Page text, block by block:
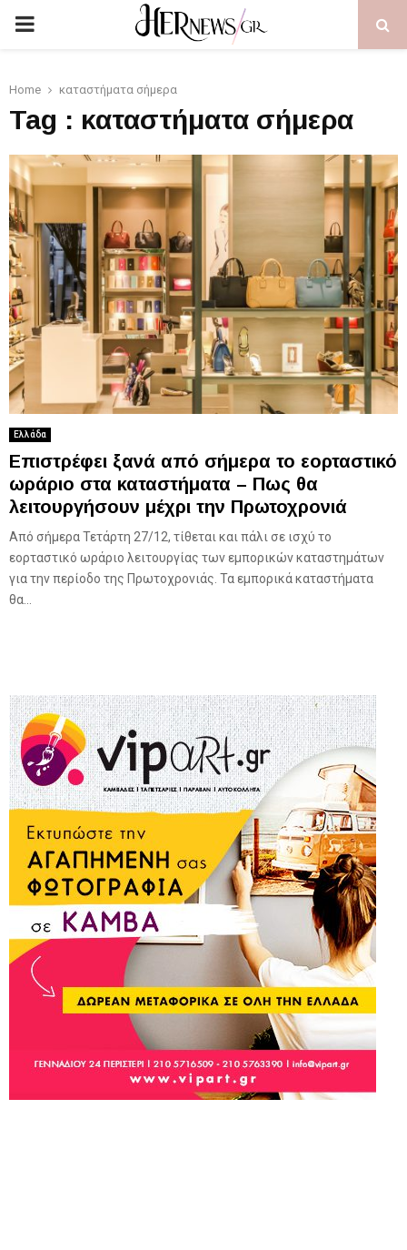
PRIMARY
Home καταστήματα σήμερα
Tag : καταστήματα σήμερα
Ελλάδα
Επιστρέφει ξανά από σήμερα το εορταστικό
ωράριο στα καταστήματα – Πως θα
λειτουργήσουν μέχρι την Πρωτοχρονιά
Από σήμερα Τετάρτη 27/12, τίθεται και πάλι σε ισχύ το
εορταστικό ωράριο λειτουργίας των εμπορικών καταστημάτων
για την περίοδο της Πρωτοχρονιάς. Τα εμπορικά καταστήματα
θα...